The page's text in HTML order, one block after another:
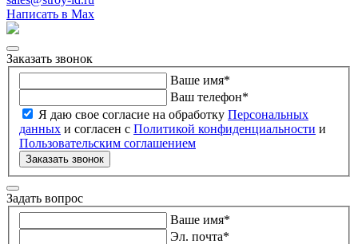
Написать в Max
Заказать звонок
Ваше имя*
Ваш телефон*
Я даю свое согласие на обработку Персональных
данных и согласен с Политикой конфиденциальности и
Пользовательским соглашением
Заказать звонок
Задать вопрос
Ваше имя*
Эл. почта*